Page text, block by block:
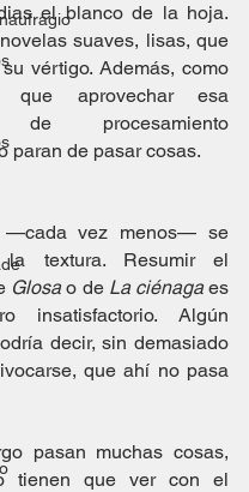
el blanco de la hoja.
suaves, lisas, que
vértigo. Además, como
que aprovechar esa
de procesamiento
paran de pasar cosas.
—cada vez menos— se
textura. Resumir el
Glosa o de La ciénaga es
insatisfactorio. Algún
decir, sin demasiado
que ahí no pasa
pasan muchas cosas,
tienen que ver con el